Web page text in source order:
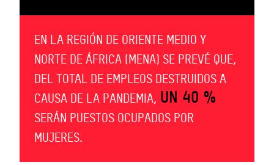
EN LA REGIÓN DE ORIENTE MEDIO Y
NORTE DE ÁFRICA (MENA) SE PREVÉ QUE,
DEL TOTAL DE EMPLEOS DESTRUIDOS A
CAUSA DE LA PANDEMIA, UN 40 %
SERÁN PUESTOS OCUPADOS POR
MUJERES.